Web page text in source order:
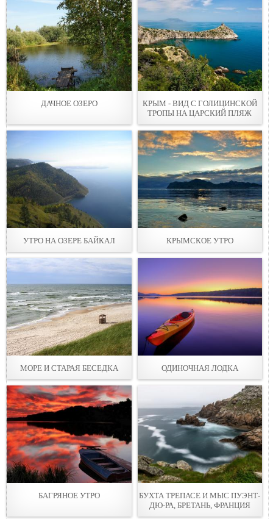
ДАЧНОЕ ОЗЕРО
КРЫМ - ВИД С ГОЛИЦИНСКОЙ
ТРОПЫ НА ЦАРСКИЙ ПЛЯЖ
УТРО НА ОЗЕРЕ БАЙКАЛ КРЫМСКОЕ УТРО
МОРЕ И СТАРАЯ БЕСЕДКА ОДИНОЧНАЯ ЛОДКА
БАГРЯНОЕ УТРО
БУХТА ТРЕПАСЕ И МЫС ПУЭНТ-
ДЮ-РА, БРЕТАНЬ, ФРАНЦИЯ